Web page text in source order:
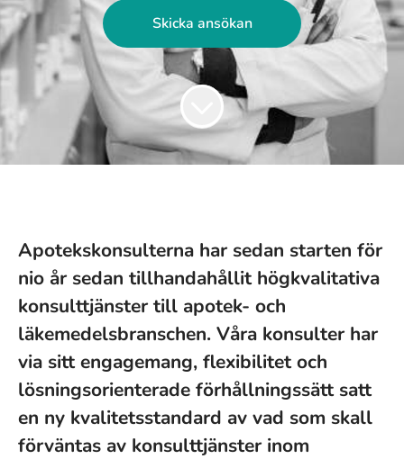
Skicka ansökan
Apotekskonsulterna har sedan starten för
nio år sedan tillhandahållit högkvalitativa
konsulttjänster till apotek- och
läkemedelsbranschen. Våra konsulter har
via sitt engagemang, flexibilitet och
lösningsorienterade förhållningssätt satt
en ny kvalitetsstandard av vad som skall
förväntas av konsulttjänster inom